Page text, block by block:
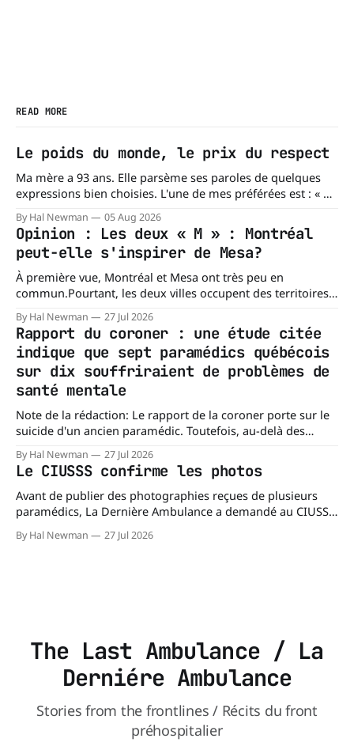
READ MORE
Le poids du monde, le prix du respect
Ma mère a 93 ans. Elle parsème ses paroles de quelques
expressions bien choisies. L'une de mes préférées est : « À
chacun son mishegoss. » Mishegoss est un mot yiddish qui
évoque la folie, les lubies, les absurdités de la vie. Chacun
porte les siennes. Elle en a d'
By Hal Newman 05 Aug 2026
Opinion : Les deux « M » : Montréal
peut-elle s'inspirer de Mesa?
À première vue, Montréal et Mesa ont très peu en
commun.Pourtant, les deux villes occupent des territoires
comparables. Mesa, en Arizona, couvre environ 359 km²
(138,7 milles carrés), alors que l'île de Montréal s'étend sur
près de 499 km². La différence n'est
By Hal Newman 27 Jul 2026
Rapport du coroner : une étude citée
indique que sept paramédics québécois
sur dix souffriraient de problèmes de
santé mentale
Note de la rédaction: Le rapport de la coroner porte sur le
suicide d'un ancien paramédic. Toutefois, au-delà des
circonstances ayant mené à cette enquête, il s'intéresse à
une question plus large : les blessures psychologiques chez
les paramédics et les mécanismes de soutien qui leur
By Hal Newman 27 Jul 2026
Le CIUSSS confirme les photos
Avant de publier des photographies reçues de plusieurs
paramédics, La Dernière Ambulance a demandé au CIUSSS
du Nord-de-l'Île-de-Montréal de confirmer leur authenticité
ainsi que leur utilisation. Dans un courriel transmis à La
By Hal Newman 27 Jul 2026
The Last Ambulance / La
Derniére Ambulance
Stories from the frontlines / Récits du front
préhospitalier